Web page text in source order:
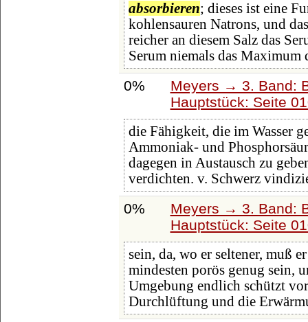
absorbieren; dieses ist eine
kohlensauren Natrons, und
reicher an diesem Salz das
Serum niemals das Maximum
0%
Meyers → 3. Band:
Hauptstück: Seite
die Fähigkeit, die im Wasser
Ammoniak- und
dagegen in Austausch zu
verdichten. v. Schwerz
0%
Meyers → 3. Band:
Hauptstück: Seite
sein, da, wo er seltener, muß
mindesten porös genug sein,
Umgebung endlich schützt
Durchlüftung und die